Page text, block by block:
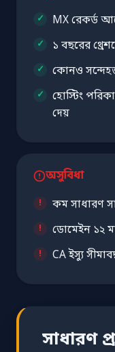
MX রেকর্ড
১ বছরের
কোনও
হোস্টিং
দেয়
অসুবিধা
কম সাধারণ
ডোমেইন ১২
CA ইস্যু
সাধারণ